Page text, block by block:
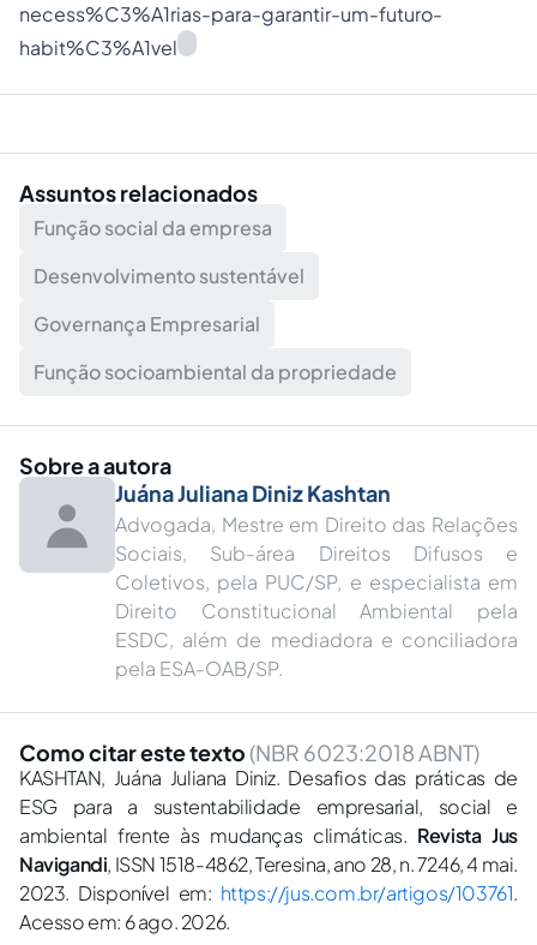
necess%C3%A1rias-para-garantir-um-futuro-
habit%C3%A1vel
Assuntos relacionados
Função social da empresa
Desenvolvimento sustentável
Governança Empresarial
Função socioambiental da propriedade
Sobre a autora
Juána Juliana Diniz Kashtan
Advogada, Mestre em Direito das Relações
Sociais, Sub-área Direitos Difusos e
Coletivos, pela PUC/SP, e especialista em
Direito Constitucional Ambiental pela
ESDC, além de mediadora e conciliadora
pela ESA-OAB/SP.
Como citar este texto (NBR 6023:2018 ABNT)
KASHTAN, Juána Juliana Diniz. Desafios das práticas de
ESG para a sustentabilidade empresarial, social e
ambiental frente às mudanças climáticas. Revista Jus
Navigandi, ISSN 1518-4862, Teresina, ano 28, n. 7246, 4 mai.
2023. Disponível em: https://jus.com.br/artigos/103761.
Acesso em: 6 ago. 2026.